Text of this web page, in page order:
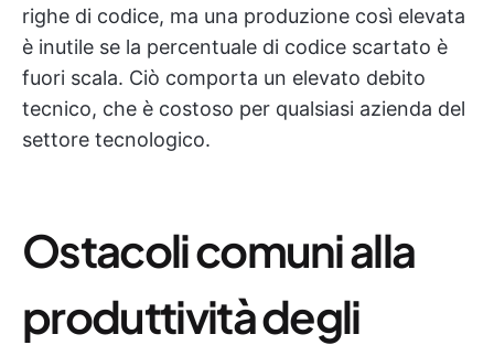
righe di codice, ma una produzione così elevata
è inutile se la percentuale di codice scartato è
fuori scala. Ciò comporta un elevato debito
tecnico, che è costoso per qualsiasi azienda del
settore tecnologico.
Ostacoli comuni alla
produttività degli